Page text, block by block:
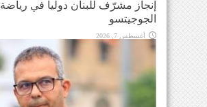
إنجاز مشرّف للبنان دولياً في رياضة
الجوجيتسو
أغسطس 7, 2026